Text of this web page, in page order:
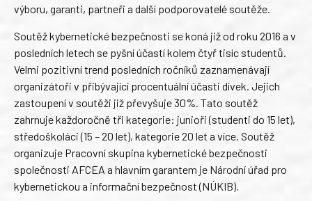
výboru, garanti, partneři a další podporovatelé soutěže.
Soutěž kybernetické bezpečnosti se koná již od roku 2016 a v
posledních letech se pyšní účastí kolem čtyř tisíc studentů.
Velmi pozitivní trend posledních ročníků zaznamenávají
organizátoři v přibývající procentuální účasti dívek. Jejich
zastoupení v soutěži již převyšuje 30%. Tato soutěž
zahrnuje každoročně tři kategorie: junioři (studenti do 15 let),
středoškoláci (15 – 20 let), kategorie 20 let a více. Soutěž
organizuje Pracovní skupina kybernetické bezpečnosti
společnosti AFCEA a hlavním garantem je Národní úřad pro
kybernetickou a informační bezpečnost (NÚKIB).